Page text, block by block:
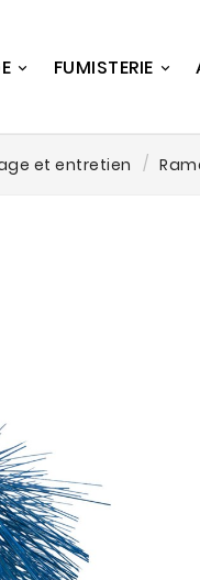
FUMISTERIE
et entretien